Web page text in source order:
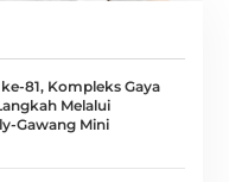
81, Kompleks Gaya
Melalui
Gawang Mini